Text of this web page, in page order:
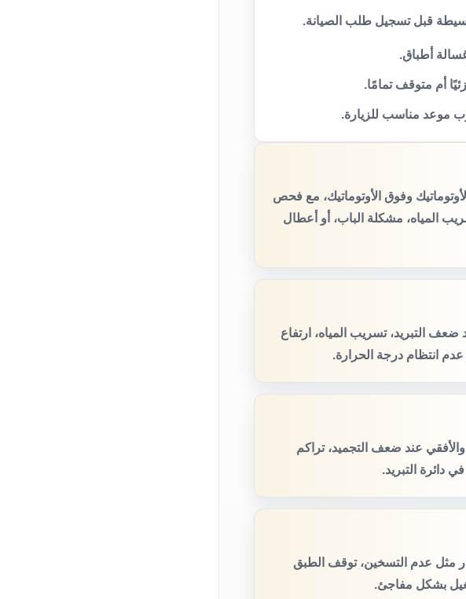
قبل تسجيل طلب الصيانة.
أطباق.
أم متوقف تمامًا.
موعد مناسب للزيارة.
وفوق الأوتوماتيك، مع فحص
المياه، مشكلة الباب، أو أعطال
التبريد، تسريب المياه، ارتفاع
انتظام درجة الحرارة.
عند ضعف التجميد، تراكم
دائرة التبريد.
مثل عدم التسخين، توقف الطبق
بشكل مفاجئ.